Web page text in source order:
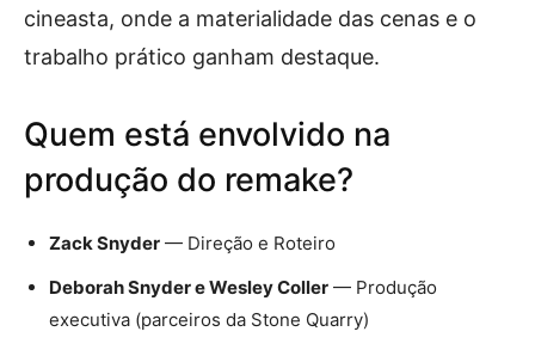
cineasta, onde a materialidade das cenas e o
trabalho prático ganham destaque.
Quem está envolvido na
produção do remake?
Zack Snyder — Direção e Roteiro
Deborah Snyder e Wesley Coller — Produção
executiva (parceiros da Stone Quarry)